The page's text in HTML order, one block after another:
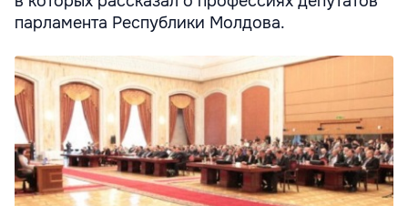
парламента Республики Молдова.